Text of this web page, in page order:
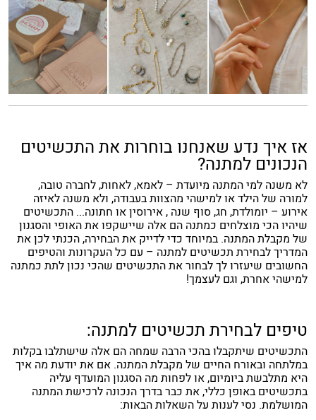
אז איך נדע שאנחנו בוחרות את התכשיטים
הנכונים למתנה?
לא משנה למי המתנה מיועדת – לאמא, לאחות, לחברה טובה,
למורה של הילד או למישהי מהצוות בעבודה, ולא משנה לאיזה
אירוע – יומולדת, חג, סוף שנה , אירוסין או חתונה... התכשיטים
שיהיו הכי מוצלחים כמתנה הם אלה שיישקפו את האופי והסגנון
של מקבלת המתנה. במיוחד כדי לדייק את הבחירה, הכנתי לכן את
המדריך לבחירת תכשיטים למתנה – עם כל העקרונות והטיפים
החשובים שיעזרו לך לבחור את התכשיטים שהכי נכון לתת כמתנה
למישהי אחרת, וגם לעצמך!
טיפים לבחירת תכשיטים למתנה:
התכשיטים שיתקבלו בהכי הרבה שמחה הם אלה שישתלבו בקלות
במלתחה ובאורח החיים של מקבלת המתנה. אם את יודעת מה איך
היא מתלבשת ביומיום, או לפחות מה הסגנון המועדף עליה
בתכשיטים באופן כללי, את כבר בדרך הנכונה לרכישת המתנה
המושלמת. נסי לענות על השאלות הבאות: